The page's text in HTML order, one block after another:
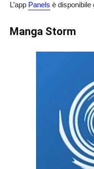
L’app Panels è disponibile
Manga Storm